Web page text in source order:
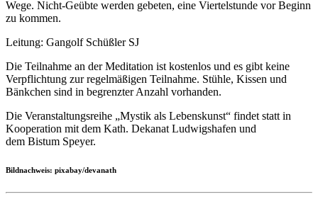
Wege. Nicht-Geübte werden gebeten, eine Viertelstunde vor Beginn
zu kommen.
Leitung: Gangolf Schüßler SJ
Die Teilnahme an der Meditation ist kostenlos und es gibt keine
Verpflichtung zur regelmäßigen Teilnahme. Stühle, Kissen und
Bänkchen sind in begrenzter Anzahl vorhanden.
Die Veranstaltungsreihe „Mystik als Lebenskunst“ findet statt in
Kooperation mit dem Kath. Dekanat Ludwigshafen und
dem Bistum Speyer.
Bildnachweis: pixabay/devanath